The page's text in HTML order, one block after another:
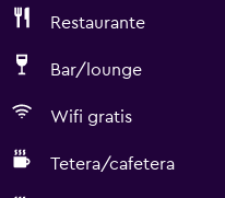
Restaurante
Bar/lounge
Wifi gratis
Tetera/cafetera